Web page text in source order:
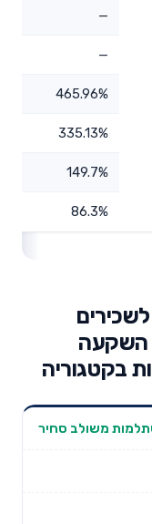
—
—
465.96%
335.13%
149.7%
86.3%
השקעה
בקטגוריה
דמי ניהול
משולב סחיר